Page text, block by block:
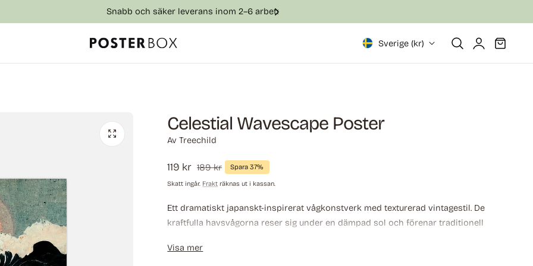
Snabb och säker leverans inom 2–6 arbetsdagar
Sverige (kr)
Logga
in
Vagn
Celestial Wavescape Poster
AvTreechild
Försäljningspris
119 kr Ordinarie
pris
189 kr Spara 37%
Skatt ingår. Frakt räknas ut i kassan.
Ett dramatiskt japanskt-inspirerat vågkonstverk med texturerad vintagestil. De
kraftfulla havsvågorna reser sig under en dämpad sol och förenar traditionell
traditionella vågmålningar.
Visa mer